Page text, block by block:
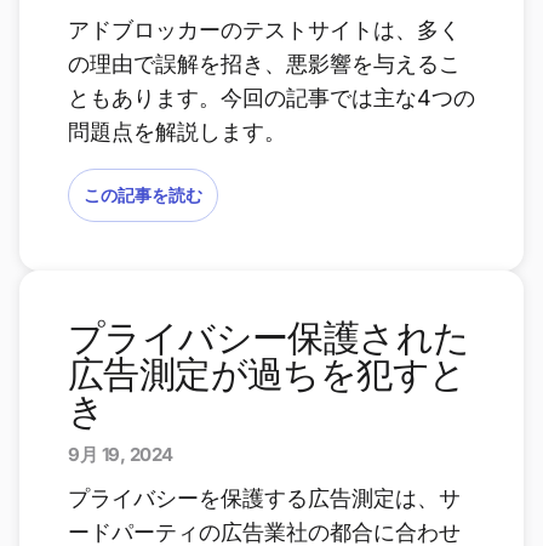
アドブロッカーのテストサイトは、多く
の理由で誤解を招き、悪影響を与えるこ
ともあります。今回の記事では主な4つの
問題点を解説します。
この記事を読む
プライバシー保護された
広告測定が過ちを犯すと
き
9月 19, 2024
プライバシーを保護する広告測定は、サ
ードパーティの広告業社の都合に合わせ